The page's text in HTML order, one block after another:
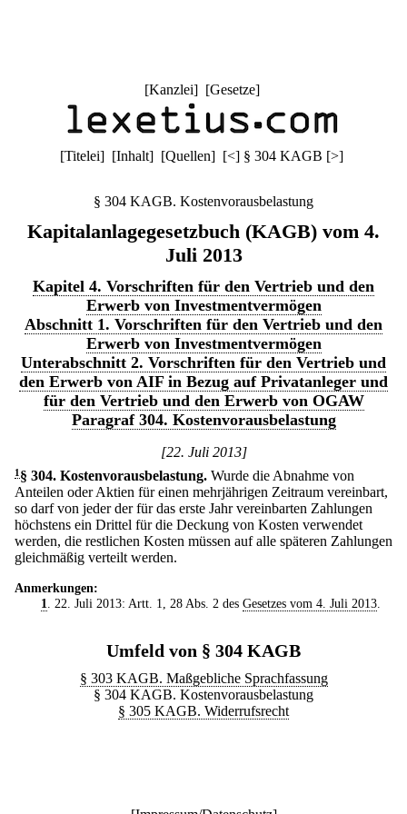
[Kanzlei] [Gesetze]
[Titelei] [Inhalt] [Quellen] [<] § 304 KAGB [>]
§ 304 KAGB. Kostenvorausbelastung
Kapitalanlagegesetzbuch (KAGB) vom 4.
Juli 2013
Kapitel 4. Vorschriften für den Vertrieb und den
Erwerb von Investmentvermögen
Abschnitt 1. Vorschriften für den Vertrieb und den
Erwerb von Investmentvermögen
Unterabschnitt 2. Vorschriften für den Vertrieb und
den Erwerb von AIF in Bezug auf Privatanleger und
für den Vertrieb und den Erwerb von OGAW
Paragraf 304. Kostenvorausbelastung
[22. Juli 2013]
1 § 304. Kostenvorausbelastung. Wurde die Abnahme von
Anteilen oder Aktien für einen mehrjährigen Zeitraum vereinbart,
so darf von jeder der für das erste Jahr vereinbarten Zahlungen
höchstens ein Drittel für die Deckung von Kosten verwendet
werden, die restlichen Kosten müssen auf alle späteren Zahlungen
gleichmäßig verteilt werden.
Anmerkungen:
1
. 22. Juli 2013: Artt. 1, 28 Abs. 2 des Gesetzes vom 4. Juli 2013.
Umfeld von § 304 KAGB
§ 303 KAGB. Maßgebliche Sprachfassung
§ 304 KAGB. Kostenvorausbelastung
§ 305 KAGB. Widerrufsrecht